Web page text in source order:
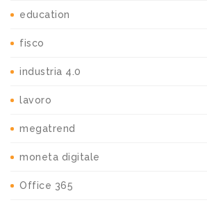
education
fisco
industria 4.0
lavoro
megatrend
moneta digitale
Office 365